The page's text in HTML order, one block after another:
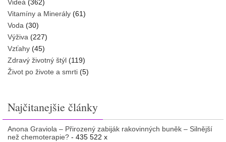
Videá (362)
Vitamíny a Minerály (61)
Voda (30)
Výživa (227)
Vzťahy (45)
Zdravý životný štýl (119)
Život po živote a smrti (5)
Najčitanejšie články
Anona Graviola – Přirozený zabiják rakovinných buněk – Silnější
než chemoterapie? - 435 522 x